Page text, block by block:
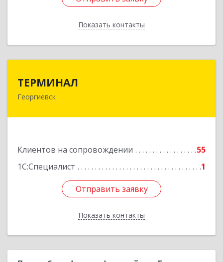
Показать контакты
Назад
ТЕРМИНАЛ
Георгиевск
Клиентов на сопровождении
55
1С:Специалист
1
Отправить заявку
Показать контакты
357820, Ставропольский край, Георгиевск г,
Отправить заявку
Назад